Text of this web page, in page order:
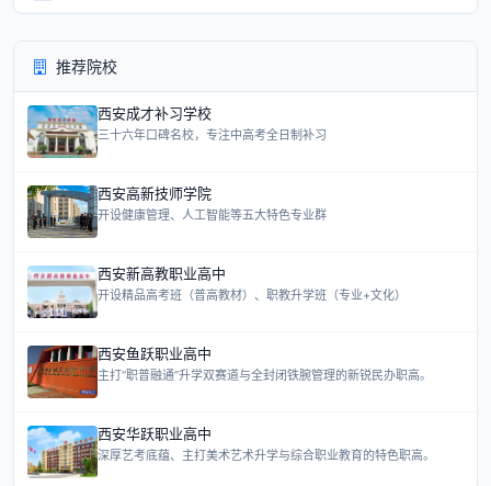
推荐院校
西安成才补习学校
三十六年口碑名校，专注中高考全日制补习
西安高新技师学院
开设健康管理、人工智能等五大特色专业群
西安新高教职业高中
开设精品高考班（普高教材）、职教升学班（专业+文化）
西安鱼跃职业高中
主打“职普融通”升学双赛道与全封闭铁腕管理的新锐民办职高。
西安华跃职业高中
深厚艺考底蕴、主打美术艺术升学与综合职业教育的特色职高。